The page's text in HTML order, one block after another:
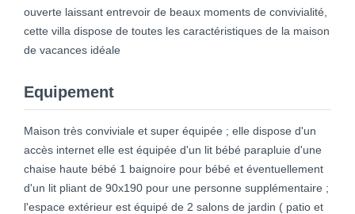
ouverte laissant entrevoir de beaux moments de convivialité,
cette villa dispose de toutes les caractéristiques de la maison
de vacances idéale
Equipement
Maison très conviviale et super équipée ; elle dispose d'un
accès internet elle est équipée d'un lit bébé parapluie d'une
chaise haute bébé 1 baignoire pour bébé et éventuellement
d'un lit pliant de 90x190 pour une personne supplémentaire ;
l'espace extérieur est équipé de 2 salons de jardin ( patio et